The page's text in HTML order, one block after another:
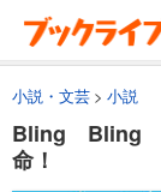
小説・文芸 小説
Bling Bling
命！